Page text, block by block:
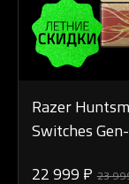
Razer
Switches
22 999 ₽ 23